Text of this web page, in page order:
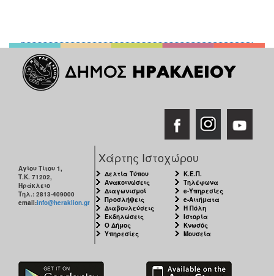
Αγίου Τίτου 1,
Τ.Κ. 71202,
Ηράκλειο
Τηλ.: 2813-409000
email:info@heraklion.gr
Χάρτης Ιστοχώρου
Δελτία Τύπου
Ανακοινώσεις
Διαγωνισμοί
Προσλήψεις
Διαβουλεύσεις
Εκδηλώσεις
Ο Δήμος
Υπηρεσίες
Κ.Ε.Π.
Τηλέφωνα
e-Υπηρεσίες
e-Αιτήματα
Η Πόλη
Ιστορία
Κνωσός
Μουσεία